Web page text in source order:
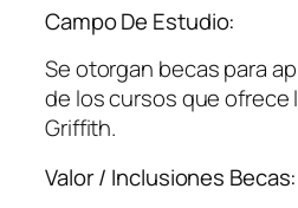
Campo De Estudio:
Se otorgan becas para
de los cursos que ofrece
Griffith.
Valor / Inclusiones Becas: